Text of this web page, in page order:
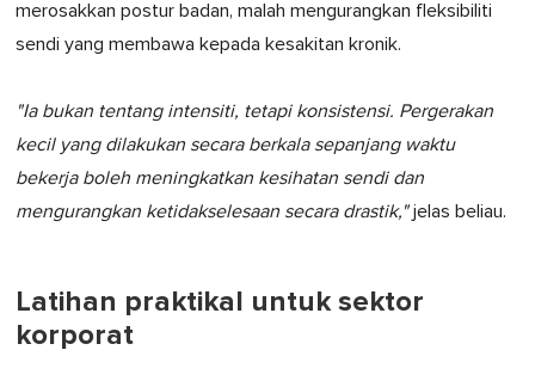
merosakkan postur badan, malah mengurangkan fleksibiliti
sendi yang membawa kepada kesakitan kronik.
"Ia bukan tentang intensiti, tetapi konsistensi. Pergerakan
kecil yang dilakukan secara berkala sepanjang waktu
bekerja boleh meningkatkan kesihatan sendi dan
mengurangkan ketidakselesaan secara drastik,"jelas beliau.
Latihan praktikal untuk sektor
korporat